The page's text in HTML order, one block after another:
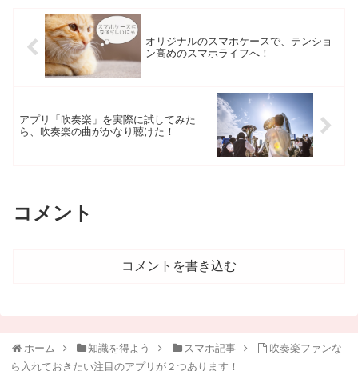
オリジナルのスマホケースで、テンショ
ン高めのスマホライフへ！
アプリ「吹奏楽」を実際に試してみた
ら、吹奏楽の曲がかなり聴けた！
コメント
コメントを書き込む
ホーム 知識を得よう スマホ記事
吹奏楽ファンな
ら入れておきたい注目のアプリが２つあります！